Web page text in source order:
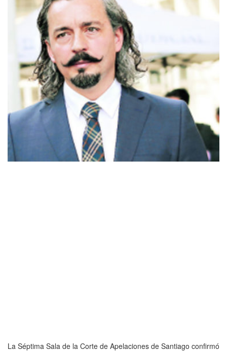
La Séptima Sala de la Corte de Apelaciones de Santiago confirmó